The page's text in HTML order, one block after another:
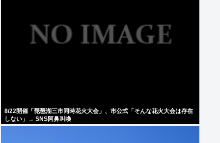
8/22開催「琵琶湖三市同時花火大会」、市公式「そんな花火大会は存在
しない」→ SNS阿鼻叫喚